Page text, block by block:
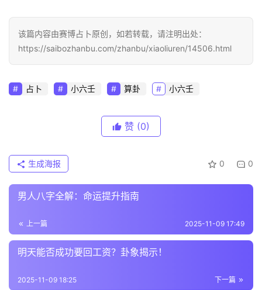
该篇内容由赛博占卜原创，如若转载，请注明出处：
https://saibozhanbu.com/zhanbu/xiaoliuren/14506.html
占卜 小六壬 算卦 小六壬
赞 (0)
0 0
生成海报
男人八字全解：命运提升指南
上一篇 2025-11-09 17:49
明天能否成功要回工资？卦象揭示！
下一篇
2025-11-09 18:25